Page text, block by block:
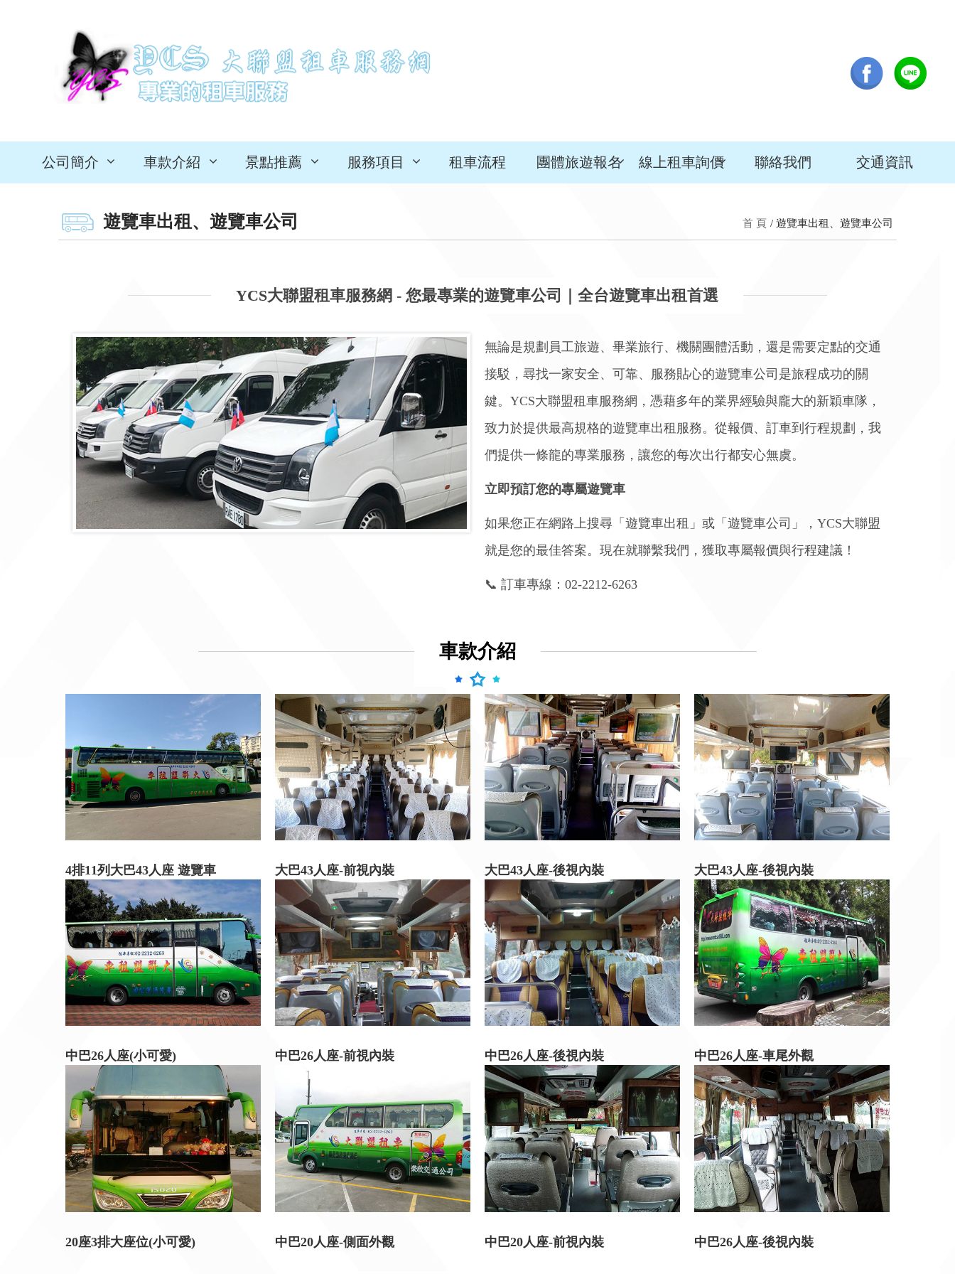
公司簡介 車款介紹 景點推薦 服務項目 租車流程 團體旅遊報名 線上租車詢價 聯絡我們 交通資訊
遊覽車出租、遊覽車公司 首 頁 遊覽車出租、遊覽車公司
YCS大聯盟租車服務網 - 您最專業的遊覽車公司｜全台遊覽車出租首選
無論是規劃員工旅遊、畢業旅行、機關團體活動，還是需要定點的交通
接駁，尋找一家安全、可靠、服務貼心的遊覽車公司是旅程成功的關
鍵。YCS大聯盟租車服務網，憑藉多年的業界經驗與龐大的新穎車隊，
致力於提供最高規格的遊覽車出租服務。從報價、訂車到行程規劃，我
們提供一條龍的專業服務，讓您的每次出行都安心無虞。
立即預訂您的專屬遊覽車
如果您正在網路上搜尋「遊覽車出租」或「遊覽車公司」，YCS大聯盟
就是您的最佳答案。現在就聯繫我們，獲取專屬報價與行程建議！
📞 訂車專線：02-2212-6263
車款介紹
4排11列大巴43人座 遊覽車 大巴43人座-前視內裝 大巴43人座-後視內裝 大巴43人座-後視內裝
中巴26人座(小可愛) 中巴26人座-前視內裝 中巴26人座-後視內裝 中巴26人座-車尾外觀
20座3排大座位(小可愛) 中巴20人座-側面外觀 中巴20人座-前視內裝 中巴26人座-後視內裝